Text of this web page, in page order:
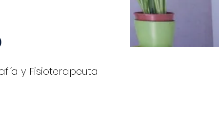
y Fisioterapeuta